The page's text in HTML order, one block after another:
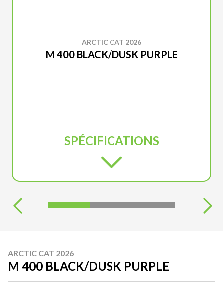
ARCTIC CAT 2026
M 400 BLACK/DUSK PURPLE
SPÉCIFICATIONS
ARCTIC CAT 2026
M 400 BLACK/DUSK PURPLE